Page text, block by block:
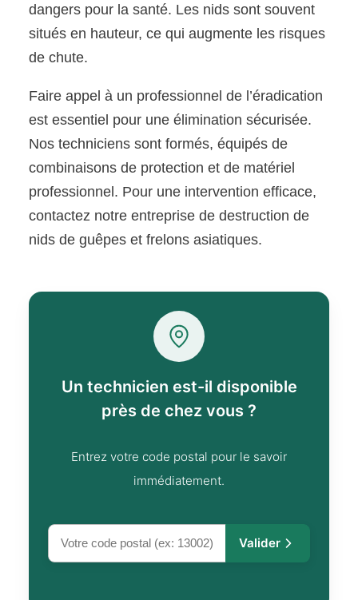
dangers pour la santé. Les nids sont souvent
situés en hauteur, ce qui augmente les risques
de chute.
Faire appel à un professionnel de l’éradication
est essentiel pour une élimination sécurisée.
Nos techniciens sont formés, équipés de
combinaisons de protection et de matériel
professionnel. Pour une intervention efficace,
contactez notre entreprise de destruction de
nids de guêpes et frelons asiatiques.
Un technicien est-il disponible
près de chez vous ?
Entrez votre code postal pour le savoir
immédiatement.
Valider